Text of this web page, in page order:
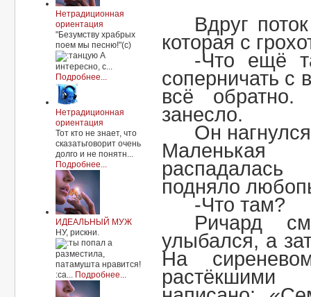
Нетрадиционная
ориентация
"Безумству храбрых
поем мы песню!"(с)
А
интересно, с...
Подробнее...
Нетрадиционная
ориентация
Тот кто не знает, что
сказатьговорит очень
долго и не понятн...
Подробнее...
ИДЕАЛЬНЫЙ МУЖ
НУ, рискни.
а
разместила,
патамушта нравится!
:са... Подробнее...
Вдруг
которая с
-Что ещё
соперничать с
всё
занесло.
Он
подняло
-Что там?
Ричард
улыбался, а
На